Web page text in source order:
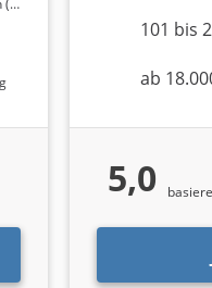
Agenturen?
101 bis
ab
5,0